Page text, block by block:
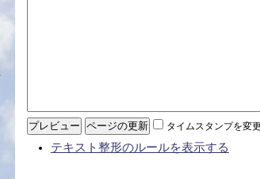
タイムスタンプを変
テキスト整形のルールを表示する